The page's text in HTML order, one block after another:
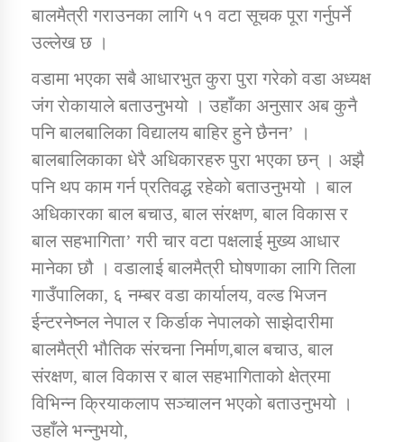
सम्बन्धी सूचना सन्देश
तातोपानी गाउँपालिका जुम्लाको महिनावारी सम्बन्धिकाे
तातोपानी गाउँपालिका जुम्लाको बालविवाह सन्देश
तातोपानी गाउँपालिका जुम्लाको सूचना
तातोपानी गाउँपालिका जुम्लाको सूचना
बालमैत्री गराउनका लागि ५१ वटा सूचक पूरा गर्नुपर्ने
उल्लेख छ ।
वडामा भएका सबै आधारभुत कुरा पुरा गरेको वडा अध्यक्ष
जंग राेकायाले बताउनुभयो । उहाँका अनुसार अब कुनै
पनि बालबालिका विद्यालय बाहिर हुने छैनन’ ।
बालबालिकाका धेरै अधिकारहरु पुरा भएका छन् । अझै
पनि थप काम गर्न प्रतिवद्ध रहेकाे बताउनुभयो । बाल
अधिकारका बाल बचाउ, बाल संरक्षण, बाल विकास र
बाल सहभागिता’ गरी चार वटा पक्षलाई मुख्य आधार
मानेका छौ । वडालाई बालमैत्री घोषणाका लागि तिला
गाउँपालिका, ६ नम्बर वडा कार्यालय, वल्ड भिजन
ईन्टरनेष्नल नेपाल र किर्डाक नेपालकाे साझेदारीमा
बालमैत्री भौतिक संरचना निर्माण,बाल बचाउ, बाल
संरक्षण, बाल विकास र बाल सहभागिताको क्षेत्रमा
विभिन्न क्रियाकलाप सञ्चालन भएकाे बताउनुभयो ।
उहाँले भन्नुभयो,